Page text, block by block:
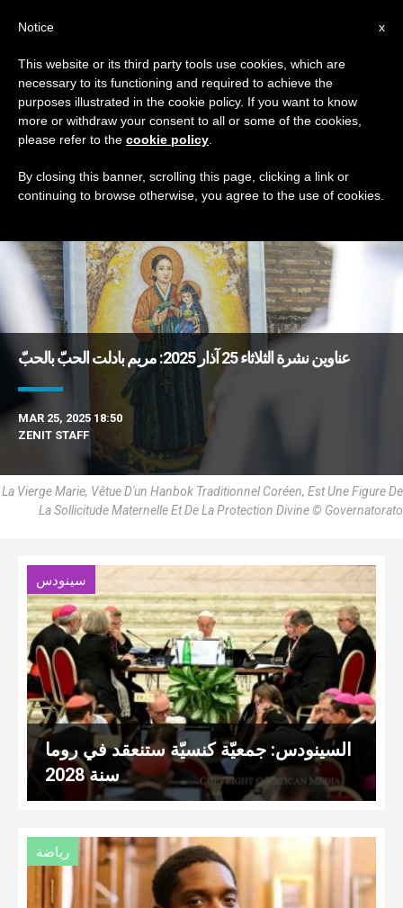
TAG
DERNIÈRES NOUVELLES
عناوين نشرة الثلاثاء 25 آذار 2025: مريم بادلت الحبّ بالحبّ
MAR 25, 2025 18:50
ZENIT STAFF
La Vierge Marie, Vêtue D'un Hanbok Traditionnel Coréen, Est Une Figure De
La Sollicitude Maternelle Et De La Protection Divine © Governatorato
سينودس
السينودس: جمعيّة كنسيّة ستنعقد في روما
سنة 2028
رياضة
x
Notice
This website or its third party tools use cookies, which are
necessary to its functioning and required to achieve the
purposes illustrated in the cookie policy. If you want to know
more or withdraw your consent to all or some of the cookies,
please refer to the cookie policy
By closing this banner, scrolling this page, clicking a link or
continuing to browse otherwise, you agree to the use of cookies.